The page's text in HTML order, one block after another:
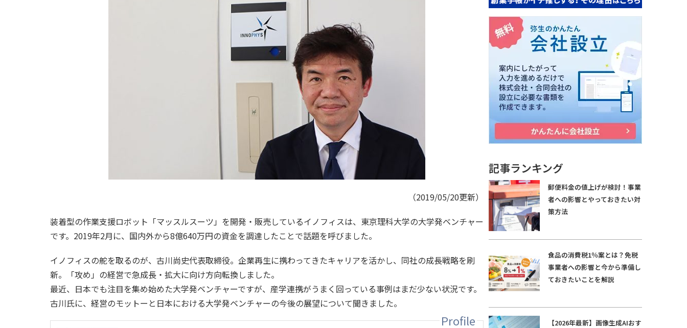
（2019/05/20更新）
装着型の作業支援ロボット「マッスルスーツ」を開発・販売しているイノフィスは、東京理科大学の大学発ベンチャー
です。2019年2月に、国内外から8億640万円の資金を調達したことで話題を呼びました。
イノフィスの舵を取るのが、古川尚史代表取締役。企業再生に携わってきたキャリアを活かし、同社の成長戦略を刷
新。「攻め」の経営で急成長・拡大に向け方向転換しました。
最近、日本でも注目を集め始めた大学発ベンチャーですが、産学連携がうまく回っている事例はまだ少ない状況です。
古川氏に、経営のモットーと日本における大学発ベンチャーの今後の展望について聞きました。
記事ランキング
郵便料金の値上げが検討！事業
者への影響とやっておきたい対
策方法
食品の消費税1％案とは？免税
事業者への影響と今から準備し
ておきたいことを解説
【2026年最新】画像生成AIおす